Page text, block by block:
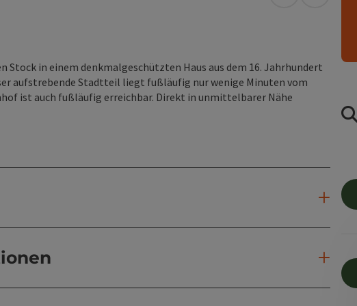
Stock in einem denkmalgeschützten Haus aus dem 16. Jahrhundert
aufstrebende Stadtteil liegt fußläufig nur wenige Minuten vom
ist auch fußläufig erreichbar. Direkt in unmittelbarer Nähe